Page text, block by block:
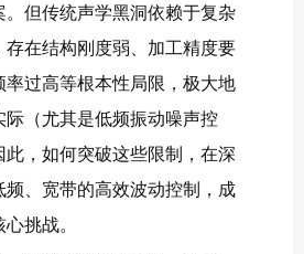
。但传统声学黑洞依赖于复杂
存在结构刚度弱、加工精度要
率过高等根本性局限，极大地
际（尤其是低频振动噪声控
此，如何突破这些限制，在深
频、宽带的高效波动控制，成
挑战。